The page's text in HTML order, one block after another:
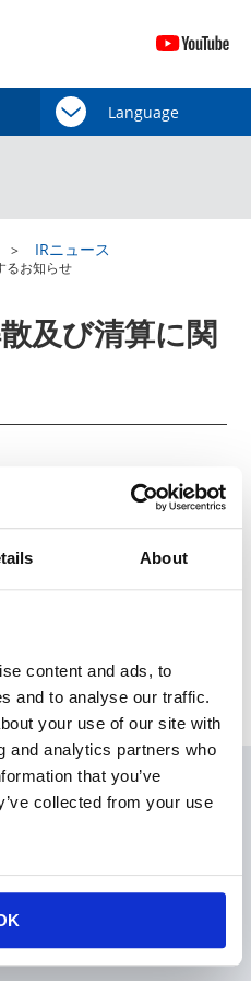
About
content and ads, to
and to analyse our traffic.
your use of our site with
and analytics partners who
that you’ve
collected from your use
IRニュース
るお知らせ
及び清算に関
るお知らせを掲載いたしまし